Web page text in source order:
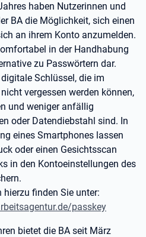
haben Nutzerinnen und
BA die Möglichkeit, sich einen
an ihrem Konto anzumelden.
in der Handhabung
zu Passwörtern dar.
Schlüssel, die im
vergessen werden können,
und weniger anfällig
oder Datendiebstahl sind. In
eines Smartphones lassen
oder einen Gesichtsscan
in den Kontoeinstellungen des
finden Sie unter:
passkey
bietet die BA seit März